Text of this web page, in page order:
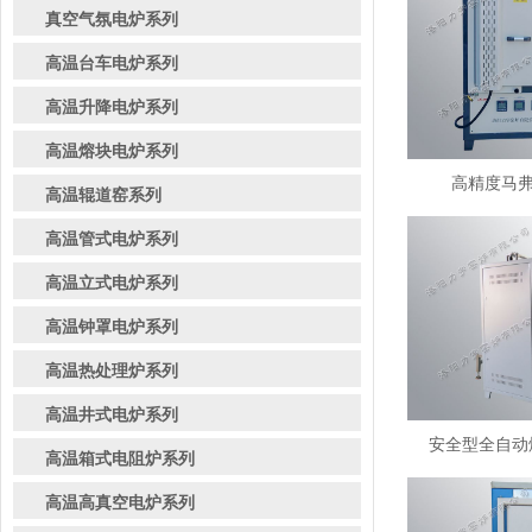
真空气氛电炉系列
高温台车电炉系列
高温升降电炉系列
高温熔块电炉系列
高温辊道窑系列
高温管式电炉系列
高温立式电炉系列
高温钟罩电炉系列
高温热处理炉系列
高温井式电炉系列
高温箱式电阻炉系列
高温高真空电炉系列
高精度马
安全型全自